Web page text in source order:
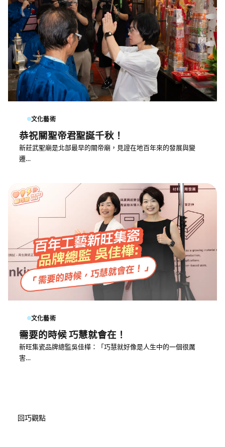
文化藝術
恭祝關聖帝君聖誕千秋！
新莊武聖廟是北部最早的關帝廟，見證在地百年來的發展與變
遷…
文化藝術
需要的時候 巧慧就會在！
新旺集瓷品牌總監吳佳樺：「巧慧就好像是人生中的一個很厲
害…
回巧觀點